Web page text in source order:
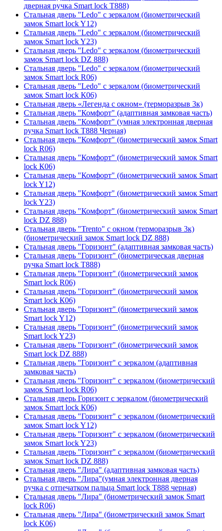
дверная ручка Smart lock T888)
Стальная дверь "Ledo" с зеркалом (биометрический
замок Smart lock Y12)
Стальная дверь "Ledo" с зеркалом (биометрический
замок Smart lock Y23)
Стальная дверь "Ledo" с зеркалом (биометрический
замок Smart lock DZ 888)
Стальная дверь "Ledo" с зеркалом (биометрический
замок Smart lock R06)
Стальная дверь "Ledo" с зеркалом (биометрический
замок Smart lock К06)
Стальная дверь «Легенда с окном» (терморазрыв 3к)
Стальная дверь "Комфорт" (адаптивная замковая часть)
Стальная дверь "Комфорт" (умная электронная дверная
ручка Smart lock T888 Черная)
Стальная дверь "Комфорт" (биометрический замок Smart
lock R06)
Стальная дверь "Комфорт" (биометрический замок Smart
lock К06)
Стальная дверь "Комфорт" (биометрический замок Smart
lock Y12)
Стальная дверь "Комфорт" (биометрический замок Smart
lock Y23)
Стальная дверь "Комфорт" (биометрический замок Smart
lock DZ 888)
Стальная дверь "Trento" с окном (терморазрыв 3к)
(биометрический замок Smart lock DZ 888)
Стальная дверь "Горизонт" (адаптивная замковая часть)
Стальная дверь "Горизонт" (биометрическая дверная
ручка Smart lock T888)
Стальная дверь "Горизонт" (биометрический замок
Smart lock R06)
Стальная дверь "Горизонт" (биометрический замок
Smart lock К06)
Стальная дверь "Горизонт" (биометрический замок
Smart lock Y12)
Стальная дверь "Горизонт" (биометрический замок
Smart lock Y23)
Стальная дверь "Горизонт" (биометрический замок
Smart lock DZ 888)
Стальная дверь "Горизонт" с зеркалом (адаптивная
замковая часть)
Стальная дверь "Горизонт" с зеркалом (биометрический
замок Smart lock R06)
Стальная дверь Горизонт с зеркалом (биометрический
замок Smart lock К06)
Стальная дверь "Горизонт" с зеркалом (биометрический
замок Smart lock Y12)
Стальная дверь "Горизонт" с зеркалом (биометрический
замок Smart lock Y23)
Стальная дверь "Горизонт" с зеркалом (биометрический
замок Smart lock DZ 888)
Стальная дверь "Лира" (адаптивная замковая часть)
Стальная дверь "Лира"(умная электронная дверная
ручка с отпечатком пальца Smart lock T888 черная)
Стальная дверь "Лира" (биометрический замок Smart
lock R06)
Стальная дверь "Лира" (биометрический замок Smart
lock K06)